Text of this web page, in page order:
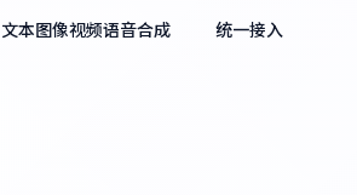
文本图像视频语音合成 统一接入